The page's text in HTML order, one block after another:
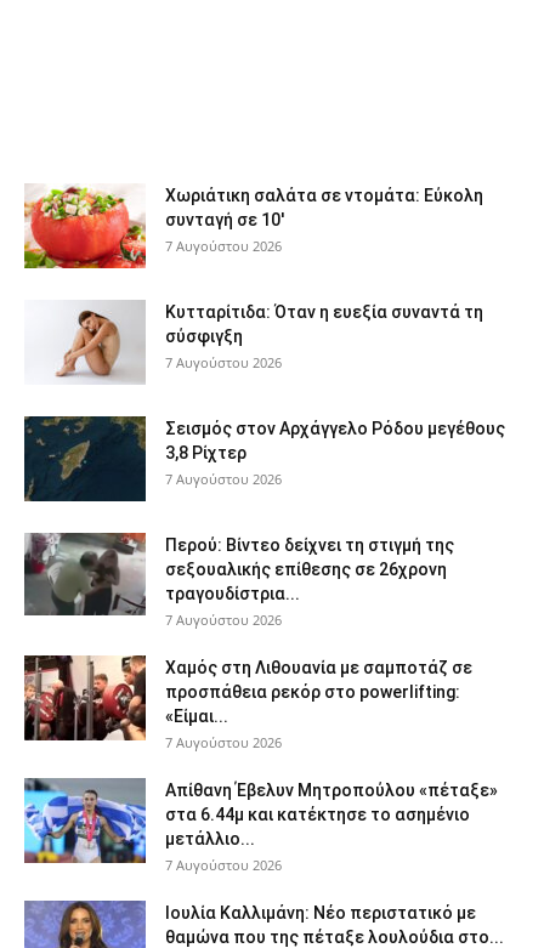
Χωριάτικη σαλάτα σε ντομάτα: Εύκολη
συνταγή σε 10′
7 Αυγούστου 2026
Κυτταρίτιδα: Όταν η ευεξία συναντά τη
σύσφιγξη
7 Αυγούστου 2026
Σεισμός στον Αρχάγγελο Ρόδου μεγέθους
3,8 Ρίχτερ
7 Αυγούστου 2026
Περού: Βίντεο δείχνει τη στιγμή της
σεξουαλικής επίθεσης σε 26χρονη
τραγουδίστρια...
7 Αυγούστου 2026
Χαμός στη Λιθουανία με σαμποτάζ σε
προσπάθεια ρεκόρ στο powerlifting:
«Είμαι...
7 Αυγούστου 2026
Απίθανη Έβελυν Μητροπούλου «πέταξε»
στα 6.44μ και κατέκτησε το ασημένιο
μετάλλιο...
7 Αυγούστου 2026
Ιουλία Καλλιμάνη: Νέο περιστατικό με
θαμώνα που της πέταξε λουλούδια στο...